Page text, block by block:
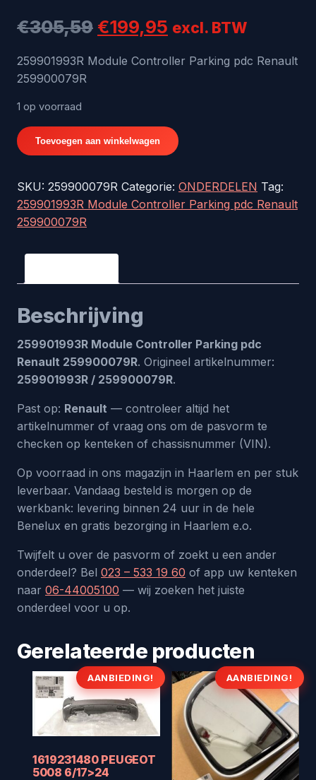
€305,59Oorspronkelijke
prijs
€199,95 Huidige
prijs
excl. BTW
259901993R Module Controller Parking pdc Renault
259900079R
1 op voorraad
259901993R
Module
Parking
pdc
Renault
aantal
Toevoegen aan winkelwagen
SKU: 259900079R Categorie: ONDERDELEN Tag:
259901993R Module Controller Parking pdc Renault
259900079R
Beschrijving
259901993R Module Controller Parking pdc
Renault 259900079R. Origineel artikelnummer:
259901993R / 259900079R.
Past op: Renault — controleer altijd het
artikelnummer of vraag ons om de pasvorm te
checken op kenteken of chassisnummer (VIN).
Op voorraad in ons magazijn in Haarlem en per stuk
leverbaar. Vandaag besteld is morgen op de
werkbank: levering binnen 24 uur in de hele
Benelux en gratis bezorging in Haarlem e.o.
Twijfelt u over de pasvorm of zoekt u een ander
onderdeel? Bel 023 – 533 19 60 of app uw kenteken
naar 06-44005100 — wij zoeken het juiste
onderdeel voor u op.
Gerelateerde producten
AANBIEDING!
1619231480 PEUGEOT
5008 6/17>24
AANBIEDING!